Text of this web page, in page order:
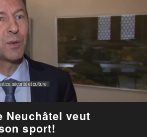
Neuchâtel veut
sport!